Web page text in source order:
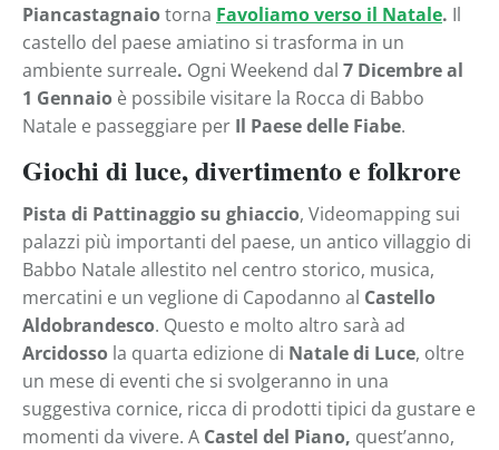
Piancastagnaiotorna Favoliamo verso il Natale. Il
castello del paese amiatino si trasforma in un
ambiente surreale. Ogni Weekend dal 7 Dicembre al
1 Gennaio è possibile visitare la Rocca di Babbo
Natale e passeggiare per Il Paese delle Fiabe.
Giochi di luce, divertimento e folkrore
Pista di Pattinaggio su ghiaccio, Videomapping sui
palazzi più importanti del paese, un antico villaggio di
Babbo Natale allestito nel centro storico, musica,
mercatini e un veglione di Capodanno al Castello
Aldobrandesco. Questo e molto altro sarà ad
Arcidosso la quarta edizione di Natale di Luce, oltre
un mese di eventi che si svolgeranno in una
suggestiva cornice, ricca di prodotti tipici da gustare e
momenti da vivere. A Castel del Piano, quest’anno,